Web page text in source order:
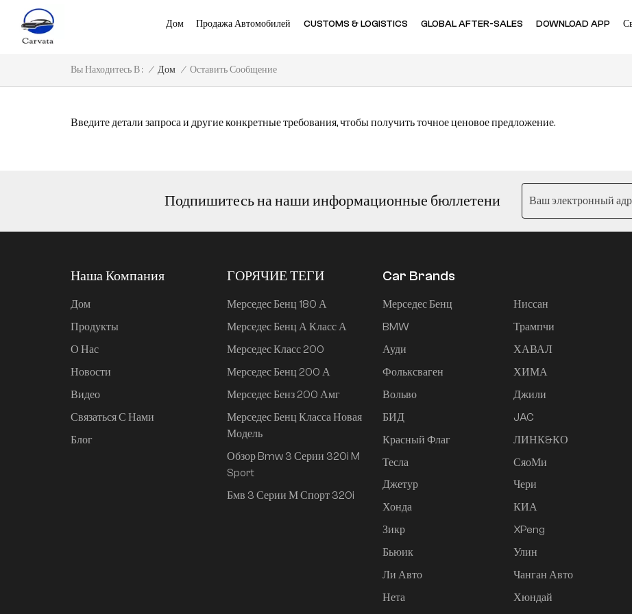
Дом Продажа Автомобилей CUSTOMS & LOGISTICS GLOBAL AFTER-SALES DOWNLOAD APP
Вы Находитесь В : / Дом / Оставить Сообщение
Введите детали запроса и другие конкретные требования, чтобы получить точное ценовое предложение.
Подпишитесь на наши информационные бюллетени
Наша Компания
Дом
Продукты
О Нас
Новости
Видео
Связаться С Нами
Блог
ГОРЯЧИЕ ТЕГИ
Мерседес Бенц 180 А
Мерседес Бенц А Класс А
Мерседес Класс 200
Мерседес Бенц 200 А
Мерседес Бенз 200 Амг
Мерседес Бенц Класса Новая
Модель
Обзор Bmw 3 Серии 320i M
Sport
Бмв 3 Серии М Спорт 320i
Car Brands
Мерседес Бенц
BMW
Ауди
Фольксваген
Вольво
БИД
Красный Флаг
Тесла
Джетур
Хонда
Зикр
Бьюик
Ли Авто
Нета
Ниссан
Трампчи
ХАВАЛ
ХИМА
Джили
JAC
ЛИНК&КО
СяоМи
Чери
КИА
XPeng
Улин
Чанган Авто
Хюндай